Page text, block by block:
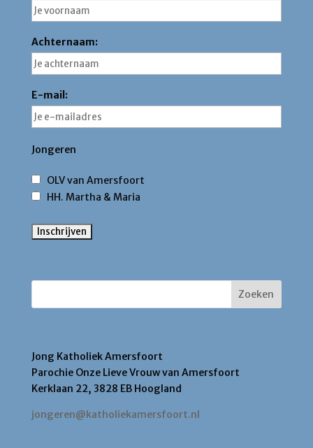
Achternaam:
E-mail:
Jongeren
OLV van Amersfoort
HH. Martha & Maria
Jong Katholiek Amersfoort
Parochie Onze Lieve Vrouw van Amersfoort
Kerklaan 22, 3828 EB Hoogland
jongeren@katholiekamersfoort.nl